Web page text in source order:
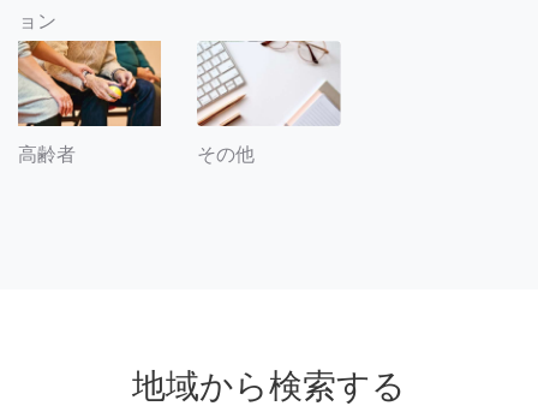
ョン
高齢者 その他
地域から検索する